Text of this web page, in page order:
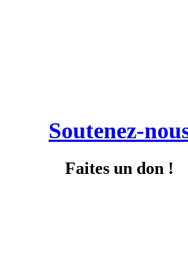
Soutenez-
Faites un don !